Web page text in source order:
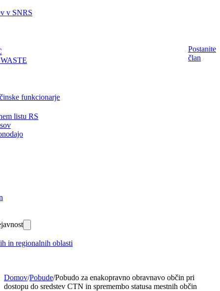
v SNRS
funkcionarje
listu RS
in regionalnih oblasti
Postanite
član
Domov/Pobude/Pobudo za enakopravno obravnavo občin pri
dostopu do sredstev CTN in spremembo statusa mestnih občin